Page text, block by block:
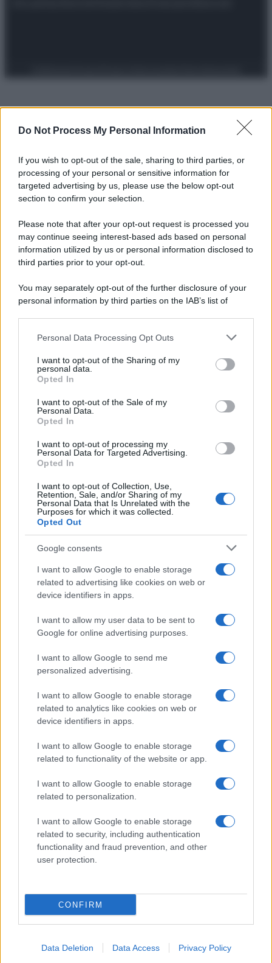
Do Not Process My Personal Information
If you wish to opt-out of the sale, sharing to third parties, or
processing of your personal or sensitive information for
targeted advertising by us, please use the below opt-out
section to confirm your selection.
Please note that after your opt-out request is processed you
may continue seeing interest-based ads based on personal
information utilized by us or personal information disclosed to
third parties prior to your opt-out.
You may separately opt-out of the further disclosure of your
personal information by third parties on the IAB’s list of
This information may also be disclosed by us to third parties
disclose it to other third parties.
Please note that this website/app uses one or more Google
services and may gather and store information including but
not limited to your visit or usage behaviour. You may click to
grant or deny consent to Google and its third-party tags to
consent section.
Personal Data Processing Opt Outs
I want to opt-out of the Sharing of my
personal data.
Opted In
I want to opt-out of the Sale of my
Personal Data.
Opted In
I want to opt-out of processing my
Personal Data for Targeted Advertising.
Opted In
I want to opt-out of Collection, Use,
Retention, Sale, and/or Sharing of my
Personal Data that Is Unrelated with the
Purposes for which it was collected.
Opted Out
Google consents
I want to allow Google to enable storage
related to advertising like cookies on web or
device identifiers in apps.
I want to allow my user data to be sent to
Google for online advertising purposes.
I want to allow Google to send me
personalized advertising.
I want to allow Google to enable storage
related to analytics like cookies on web or
device identifiers in apps.
I want to allow Google to enable storage
related to functionality of the website or app.
I want to allow Google to enable storage
related to personalization.
I want to allow Google to enable storage
related to security, including authentication
functionality and fraud prevention, and other
user protection.
CONFIRM
Data Deletion Data Access Privacy Policy